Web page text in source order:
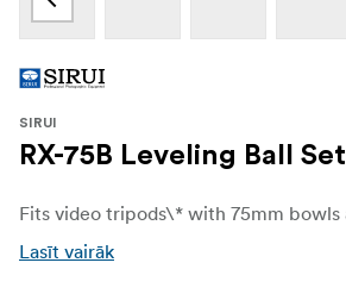
SIRUI
RX-75B Leveling Ball Set
Lasīt vairāk